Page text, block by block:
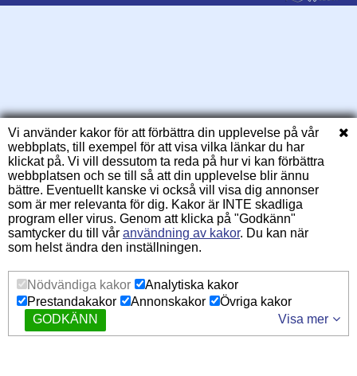
Vi använder kakor för att förbättra din upplevelse på vår
webbplats, till exempel för att visa vilka länkar du har
klickat på. Vi vill dessutom ta reda på hur vi kan förbättra
webbplatsen och se till så att din upplevelse blir ännu
bättre. Eventuellt kanske vi också vill visa dig annonser
som är mer relevanta för dig. Kakor är INTE skadliga
program eller virus. Genom att klicka på "Godkänn"
samtycker du till vår användning av kakor. Du kan när
som helst ändra den inställningen.
Nödvändiga kakor
Analytiska kakor
Prestandakakor
Annonskakor
Övriga kakor
GODKÄNN
Visa mer